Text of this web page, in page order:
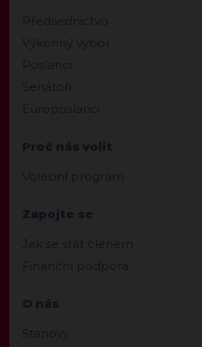
Předsednictvo
Výkonný výbor
Poslanci
Senátoři
Europoslanci
Proč nás volit
Volební program
Zapojte se
Jak se stát členem
Finanční podpora
O nás
Stanovy